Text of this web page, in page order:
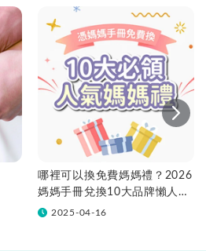
哪裡可以換免費媽媽禮？2026
媽媽手冊兌換10大品牌懶人包
一次看！
2025-04-16